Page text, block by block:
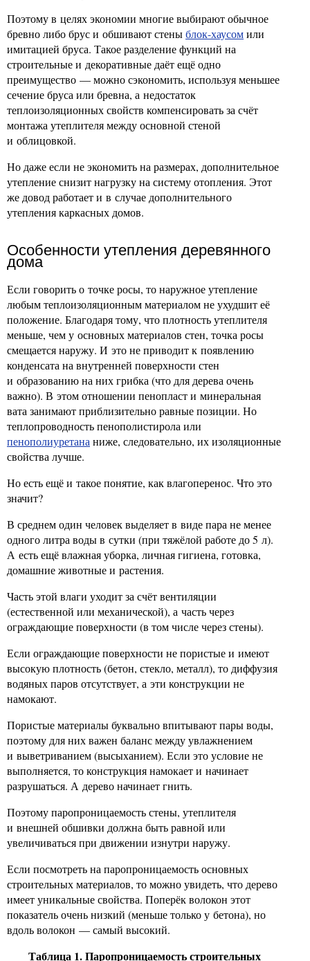
Поэтому в целях экономии многие выбирают обычное
бревно либо брус и обшивают стеныблок-хаусомили
имитацией бруса. Такое разделение функций на
строительные и декоративные даёт ещё одно
преимущество — можно сэкономить, используя меньшее
сечение бруса или бревна, а недостаток
теплоизоляционных свойств компенсировать за счёт
монтажа утеплителя между основной стеной
и облицовкой.
Но даже если не экономить на размерах, дополнительное
утепление снизит нагрузку на систему отопления. Этот
же довод работает и в случае дополнительного
утепления каркасных домов.
Особенности утепления деревянного
дома
Если говорить о точке росы, то наружное утепление
любым теплоизоляционным материалом не ухудшит её
положение. Благодаря тому, что плотность утеплителя
меньше, чем у основных материалов стен, точка росы
смещается наружу. И это не приводит к появлению
конденсата на внутренней поверхности стен
и образованию на них грибка (что для дерева очень
важно). В этом отношении пенопласт и минеральная
вата занимают приблизительно равные позиции. Но
теплопроводность пенополистирола или
пенополиуретана ниже, следовательно, их изоляционные
свойства лучше.
Но есть ещё и такое понятие, как влагоперенос. Что это
значит?
В среднем один человек выделяет в виде пара не менее
одного литра воды в сутки (при тяжёлой работе до 5 л).
А есть ещё влажная уборка, личная гигиена, готовка,
домашние животные и растения.
Часть этой влаги уходит за счёт вентиляции
(естественной или механической), а часть через
ограждающие поверхности (в том числе через стены).
Если ограждающие поверхности не пористые и имеют
высокую плотность (бетон, стекло, металл), то диффузия
водяных паров отсутствует, а эти конструкции не
намокают.
Пористые материалы буквально впитывают пары воды,
поэтому для них важен баланс между увлажнением
и выветриванием (высыханием). Если это условие не
выполняется, то конструкция намокает и начинает
разрушаться. А дерево начинает гнить.
Поэтому паропроницаемость стены, утеплителя
и внешней обшивки должна быть равной или
увеличиваться при движении изнутри наружу.
Если посмотреть на паропроницаемость основных
строительных материалов, то можно увидеть, что дерево
имеет уникальные свойства. Поперёк волокон этот
показатель очень низкий (меньше только у бетона), но
вдоль волокон — самый высокий.
Таблица 1. Паропроницаемость строительных